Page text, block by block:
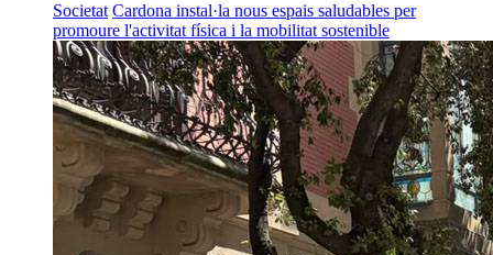
Societat Cardona instal·la nous espais saludables per
promoure l'activitat física i la mobilitat sostenible